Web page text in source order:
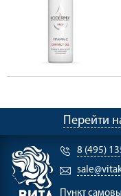
Перейти
8 (495)
Пункт